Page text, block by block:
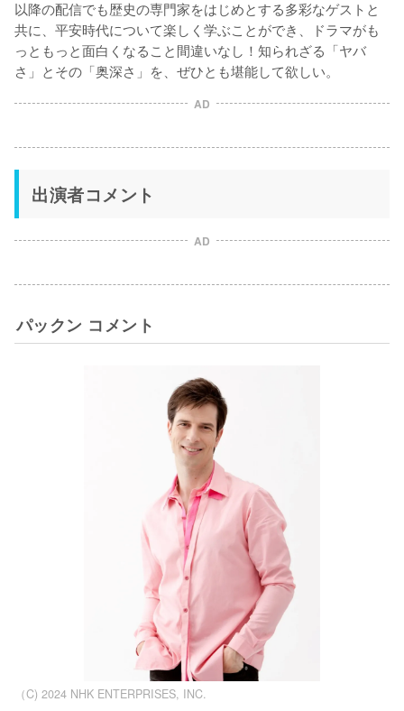
以降の配信でも歴史の専門家をはじめとする多彩なゲストと
共に、平安時代について楽しく学ぶことができ、ドラマがも
っともっと面白くなること間違いなし！知られざる「ヤバ
さ」とその「奥深さ」を、ぜひとも堪能して欲しい。
AD
出演者コメント
AD
パックン コメント
（C) 2024 NHK ENTERPRISES, INC.